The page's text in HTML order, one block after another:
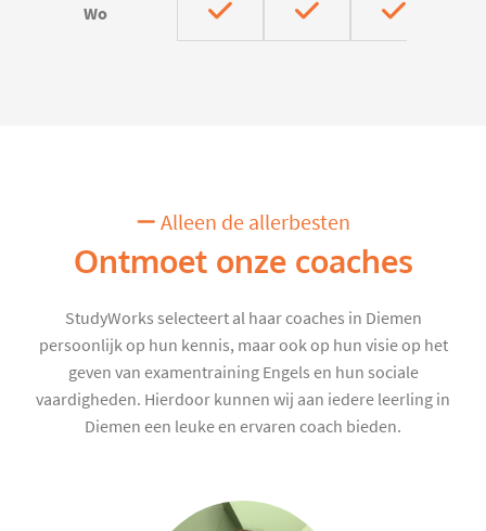
Wo
Alleen de allerbesten
Ontmoet onze coaches
StudyWorks selecteert al haar coaches in Diemen
persoonlijk op hun kennis, maar ook op hun visie op het
geven van examentraining Engels en hun sociale
vaardigheden. Hierdoor kunnen wij aan iedere leerling in
Diemen een leuke en ervaren coach bieden.